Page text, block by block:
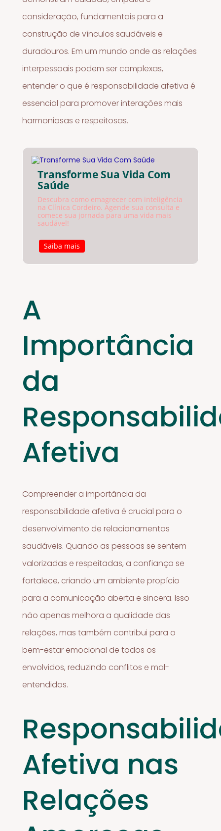
consideração, fundamentais para a
construção de vínculos saudáveis e
duradouros. Em um mundo onde as relações
interpessoais podem ser complexas,
entender o que é responsabilidade afetiva é
essencial para promover interações mais
harmoniosas e respeitosas.
Transforme Sua Vida Com
Saúde
Descubra como emagrecer com inteligência
na Clínica Cordeiro. Agende sua consulta e
comece sua jornada para uma vida mais
saudável!
Saiba mais
A
Importância
da
Afetiva
Compreender a importância da
responsabilidade afetiva é crucial para o
desenvolvimento de relacionamentos
saudáveis. Quando as pessoas se sentem
valorizadas e respeitadas, a confiança se
fortalece, criando um ambiente propício
para a comunicação aberta e sincera. Isso
não apenas melhora a qualidade das
relações, mas também contribui para o
bem-estar emocional de todos os
envolvidos, reduzindo conflitos e mal-
entendidos.
Afetiva nas
Relações